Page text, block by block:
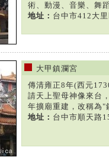
術、動漫、音樂、舞
地址： 台中市412大
大甲鎮瀾宮
傳清雍正8年(西元
請天上聖母神像來台
年擴廟重建，改稱為
地址： 台中市順天路